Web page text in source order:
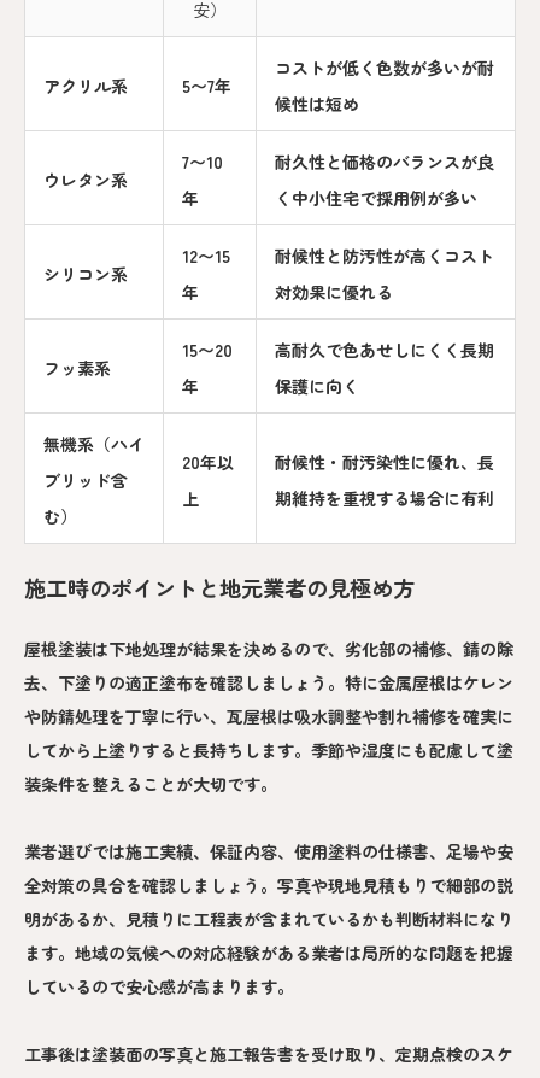
安）
アクリル系 5〜7年
コストが低く色数が多いが耐
候性は短め
ウレタン系
7〜10
年
耐久性と価格のバランスが良
く中小住宅で採用例が多い
シリコン系
12〜15
年
耐候性と防汚性が高くコスト
対効果に優れる
フッ素系
15〜20
年
高耐久で色あせしにくく長期
保護に向く
無機系（ハイ
ブリッド含
む）
20年以
上
耐候性・耐汚染性に優れ、長
期維持を重視する場合に有利
施工時のポイントと地元業者の見極め方
屋根塗装は下地処理が結果を決めるので、劣化部の補修、錆の除
去、下塗りの適正塗布を確認しましょう。特に金属屋根はケレン
や防錆処理を丁寧に行い、瓦屋根は吸水調整や割れ補修を確実に
してから上塗りすると長持ちします。季節や湿度にも配慮して塗
装条件を整えることが大切です。
業者選びでは施工実績、保証内容、使用塗料の仕様書、足場や安
全対策の具合を確認しましょう。写真や現地見積もりで細部の説
明があるか、見積りに工程表が含まれているかも判断材料になり
ます。地域の気候への対応経験がある業者は局所的な問題を把握
しているので安心感が高まります。
工事後は塗装面の写真と施工報告書を受け取り、定期点検のスケ